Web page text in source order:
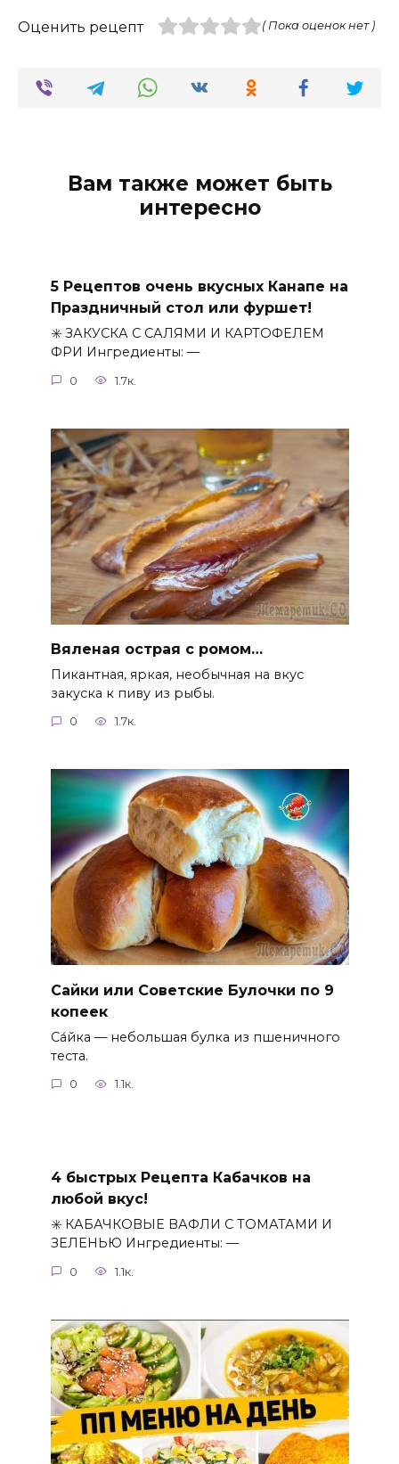
Оценить рецепт ( Пока оценок нет )
Вам также может быть
интересно
5 Рецептов очень вкусных Канапе на
Праздничный стол или фуршет!
✳️ ЗАКУСКА С САЛЯМИ И КАРТОФЕЛЕМ
ФРИ Ингредиенты: —
0 1.7к.
Вяленая острая с ромом…
Пикантная, яркая, необычная на вкус
закуска к пиву из рыбы.
0 1.7к.
Сайки или Советские Булочки по 9
копеек
Са́йка — небольшая булка из пшеничного
теста.
0 1.1к.
4 быстрых Рецепта Кабачков на
любой вкус!
✳️ КАБАЧКОВЫЕ ВАФЛИ С ТОМАТАМИ И
ЗЕЛЕНЬЮ Ингредиенты: —
0 1.1к.